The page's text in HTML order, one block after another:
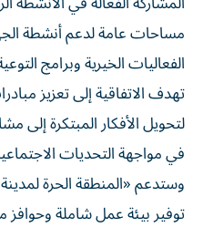
مساحات عامة لدعم أنشطة
الفعاليات الخيرية وبرامج
تهدف الاتفاقية إلى تعزيز
لتحويل الأفكار المبتكرة إلى
في مواجهة التحديات
وستدعم «المنطقة الحرة
توفير بيئة عمل شاملة